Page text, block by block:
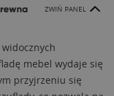
ZWIŃ PANEL
mebel wydaje się
przyjrzeniu się